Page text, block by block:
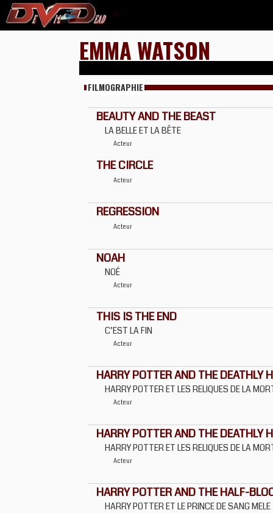
EMMA WATSON
FILMOGRAPHIE
BEAUTY AND THE BEAST
LA BELLE ET LA BÊTE
Acteur
THE CIRCLE
Acteur
REGRESSION
Acteur
NOAH
NOÉ
Acteur
THIS IS THE END
C’EST LA FIN
Acteur
HARRY POTTER AND THE DEATHLY
HARRY POTTER ET LES RELIQUES DE LA
Acteur
HARRY POTTER AND THE DEATHLY
HARRY POTTER ET LES RELIQUES DE LA
Acteur
HARRY POTTER AND THE HALF-
HARRY POTTER ET LE PRINCE DE SANG MELE